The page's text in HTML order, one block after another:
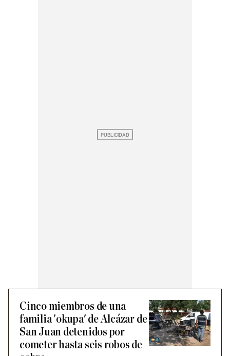
Cinco miembros de una
familia 'okupa' de Alcázar de
San Juan detenidos por
cometer hasta seis robos de